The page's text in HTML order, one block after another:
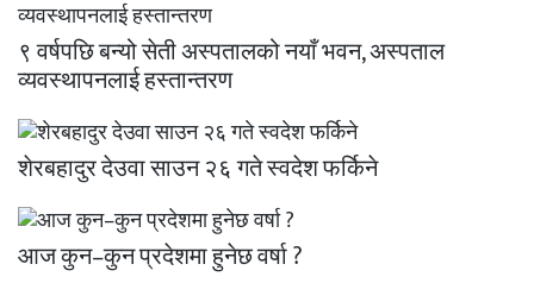
९ वर्षपछि बन्यो सेती अस्पतालको नयाँ भवन, अस्पताल
व्यवस्थापनलाई हस्तान्तरण
शेरबहादुर देउवा साउन २६ गते स्वदेश फर्किने
आज कुन–कुन प्रदेशमा हुनेछ वर्षा ?